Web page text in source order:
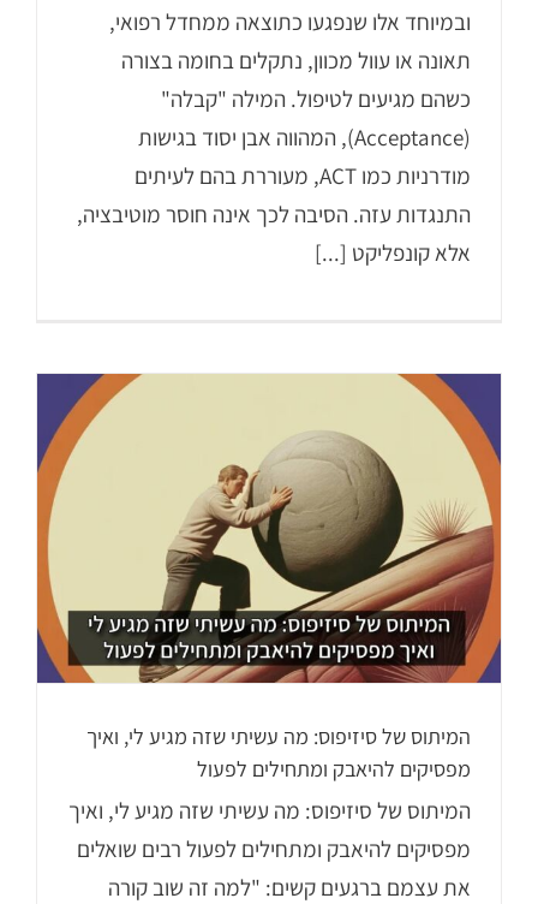
ובמיוחד אלו שנפגעו כתוצאה ממחדל רפואי,
תאונה או עוול מכוון, נתקלים בחומה בצורה
כשהם מגיעים לטיפול. המילה "קבלה"
(Acceptance), המהווה אבן יסוד בגישות
מודרניות כמו ACT, מעוררת בהם לעיתים
התנגדות עזה. הסיבה לכך אינה חוסר מוטיבציה,
אלא קונפליקט [...]
המיתוס של סיזיפוס: מה עשיתי שזה מגיע לי, ואיך
מפסיקים להיאבק ומתחילים לפעול
המיתוס של סיזיפוס: מה עשיתי שזה מגיע לי, ואיך
מפסיקים להיאבק ומתחילים לפעול רבים שואלים
את עצמם ברגעים קשים: "למה זה שוב קורה